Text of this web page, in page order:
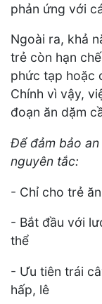
phản ứng với
Ngoài ra, khả
trẻ còn hạn
phức tạp hoặc
Chính vì vậy,
đoạn ăn dặm
Để đảm bảo
nguyên tắc:
- Chỉ cho trẻ
- Bắt đầu với
thể
- Ưu tiên trái
hấp, lê